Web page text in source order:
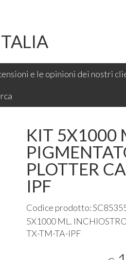
e le opinioni dei nostri
KIT 5X1000
PLOTTER
IPF
Codice prodotto:
5X1000 ML.
TX-TM-TA-IPF